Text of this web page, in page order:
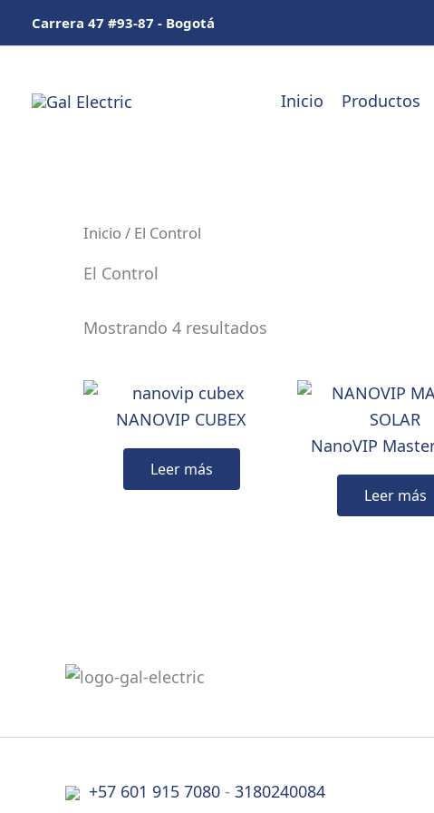
Carrera 47 #93-87 - Bogotá
Inicio Productos
Inicio / El Control
El Control
Mostrando 4 resultados
NANOVIP CUBEX
Leer más
NanoVIP
Leer más
+57 601 915 7080 - 3180240084